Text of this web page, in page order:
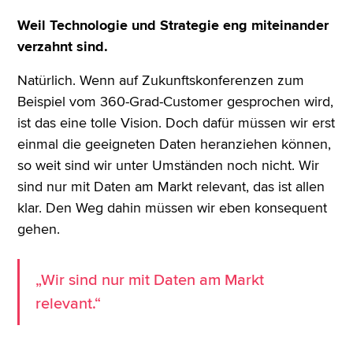
Weil Technologie und Strategie eng miteinander
verzahnt sind.
Natürlich. Wenn auf Zukunftskonferenzen zum
Beispiel vom 360-Grad-Customer gesprochen wird,
ist das eine tolle Vision. Doch dafür müssen wir erst
einmal die geeigneten Daten heranziehen können,
so weit sind wir unter Umständen noch nicht. Wir
sind nur mit Daten am Markt relevant, das ist allen
klar. Den Weg dahin müssen wir eben konsequent
gehen.
„Wir sind nur mit Daten am Markt
relevant.“